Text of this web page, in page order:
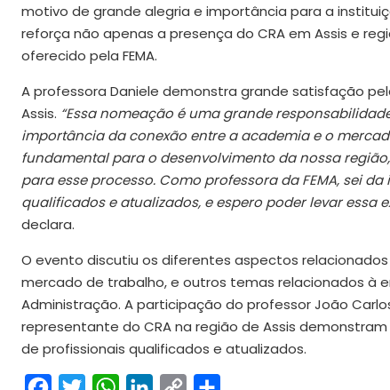
motivo de grande alegria e importância para a
reforça não apenas a presença do CRA em Assis e
oferecido pela FEMA.
A professora Daniele demonstra grande satisfação
Assis. “Essa nomeação é uma grande
importância da conexão entre a academia e o
fundamental para o desenvolvimento da nossa
para esse processo. Como professora da FEMA, sei
qualificados e atualizados, e espero poder levar essa
declara.
O evento discutiu os diferentes aspectos
mercado de trabalho, e outros temas relacionados à
Administração. A participação do professor João
representante do CRA na região de Assis
de profissionais qualificados e atualizados.